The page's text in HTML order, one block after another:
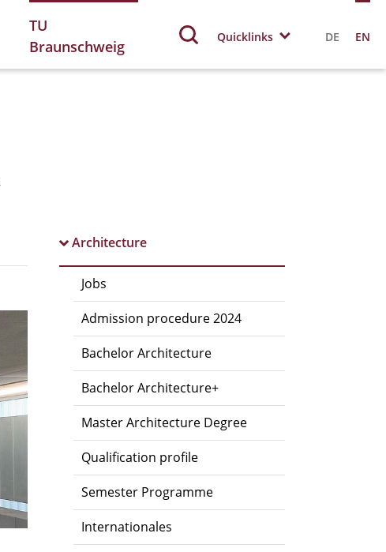
TU
Braunschweig
Quicklinks DE EN
Architecture
Jobs
Admission procedure 2024
Bachelor Architecture
Bachelor Architecture+
Master Architecture Degree
Qualification profile
Semester Programme
Internationales